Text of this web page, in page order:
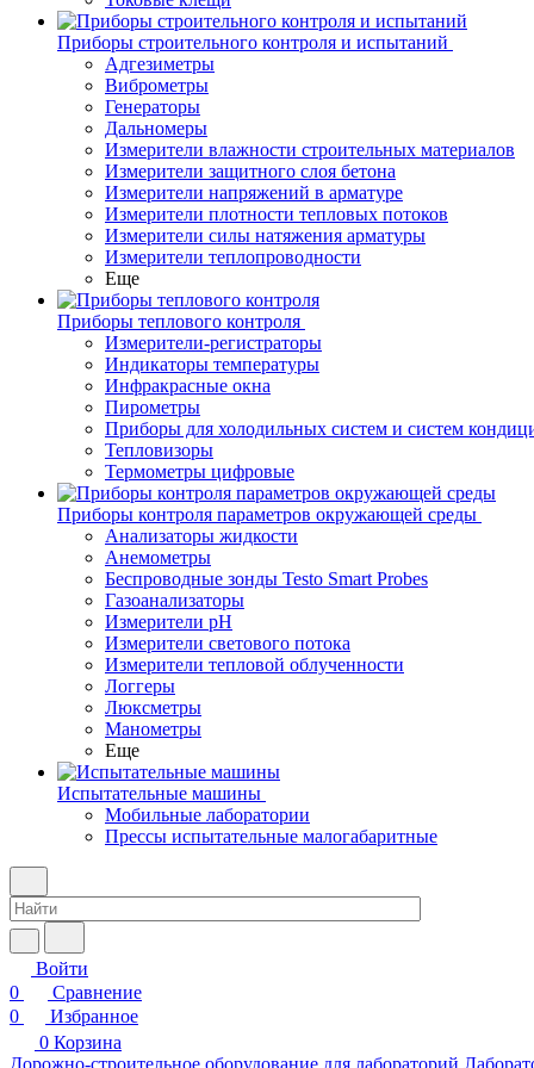
Приборы строительного контроля и испытаний
Адгезиметры
Виброметры
Генераторы
Дальномеры
Измерители влажности строительных материалов
Измерители защитного слоя бетона
Измерители напряжений в арматуре
Измерители плотности тепловых потоков
Измерители силы натяжения арматуры
Измерители теплопроводности
Еще
Приборы теплового контроля
Измерители-регистраторы
Индикаторы температуры
Инфракрасные окна
Пирометры
Приборы для холодильных систем и систем
Тепловизоры
Термометры цифровые
Приборы контроля параметров окружающей среды
Анализаторы жидкости
Анемометры
Беспроводные зонды Testo Smart Probes
Газоанализаторы
Измерители pH
Измерители светового потока
Измерители тепловой облученности
Логгеры
Люксметры
Манометры
Еще
Испытательные машины
Мобильные лаборатории
Прессы испытательные малогабаритные
Войти
0
Сравнение
0
Избранное
0 Корзина
Дорожно-строительное оборудование для лабораторий